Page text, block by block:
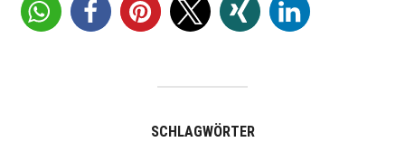
SCHLAGWÖRTER